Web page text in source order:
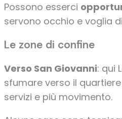
Possono esserci
servono occhio e voglia
Le zone di confine
Verso San Giovanni: qui
sfumare verso il
servizi e più movimento.